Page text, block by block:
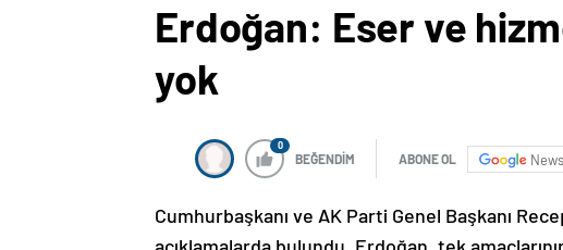
Erdoğan: Eser ve
yok
0
BEĞENDİM ABONE OL News
Cumhurbaşkanı ve AK Parti Genel Başkanı